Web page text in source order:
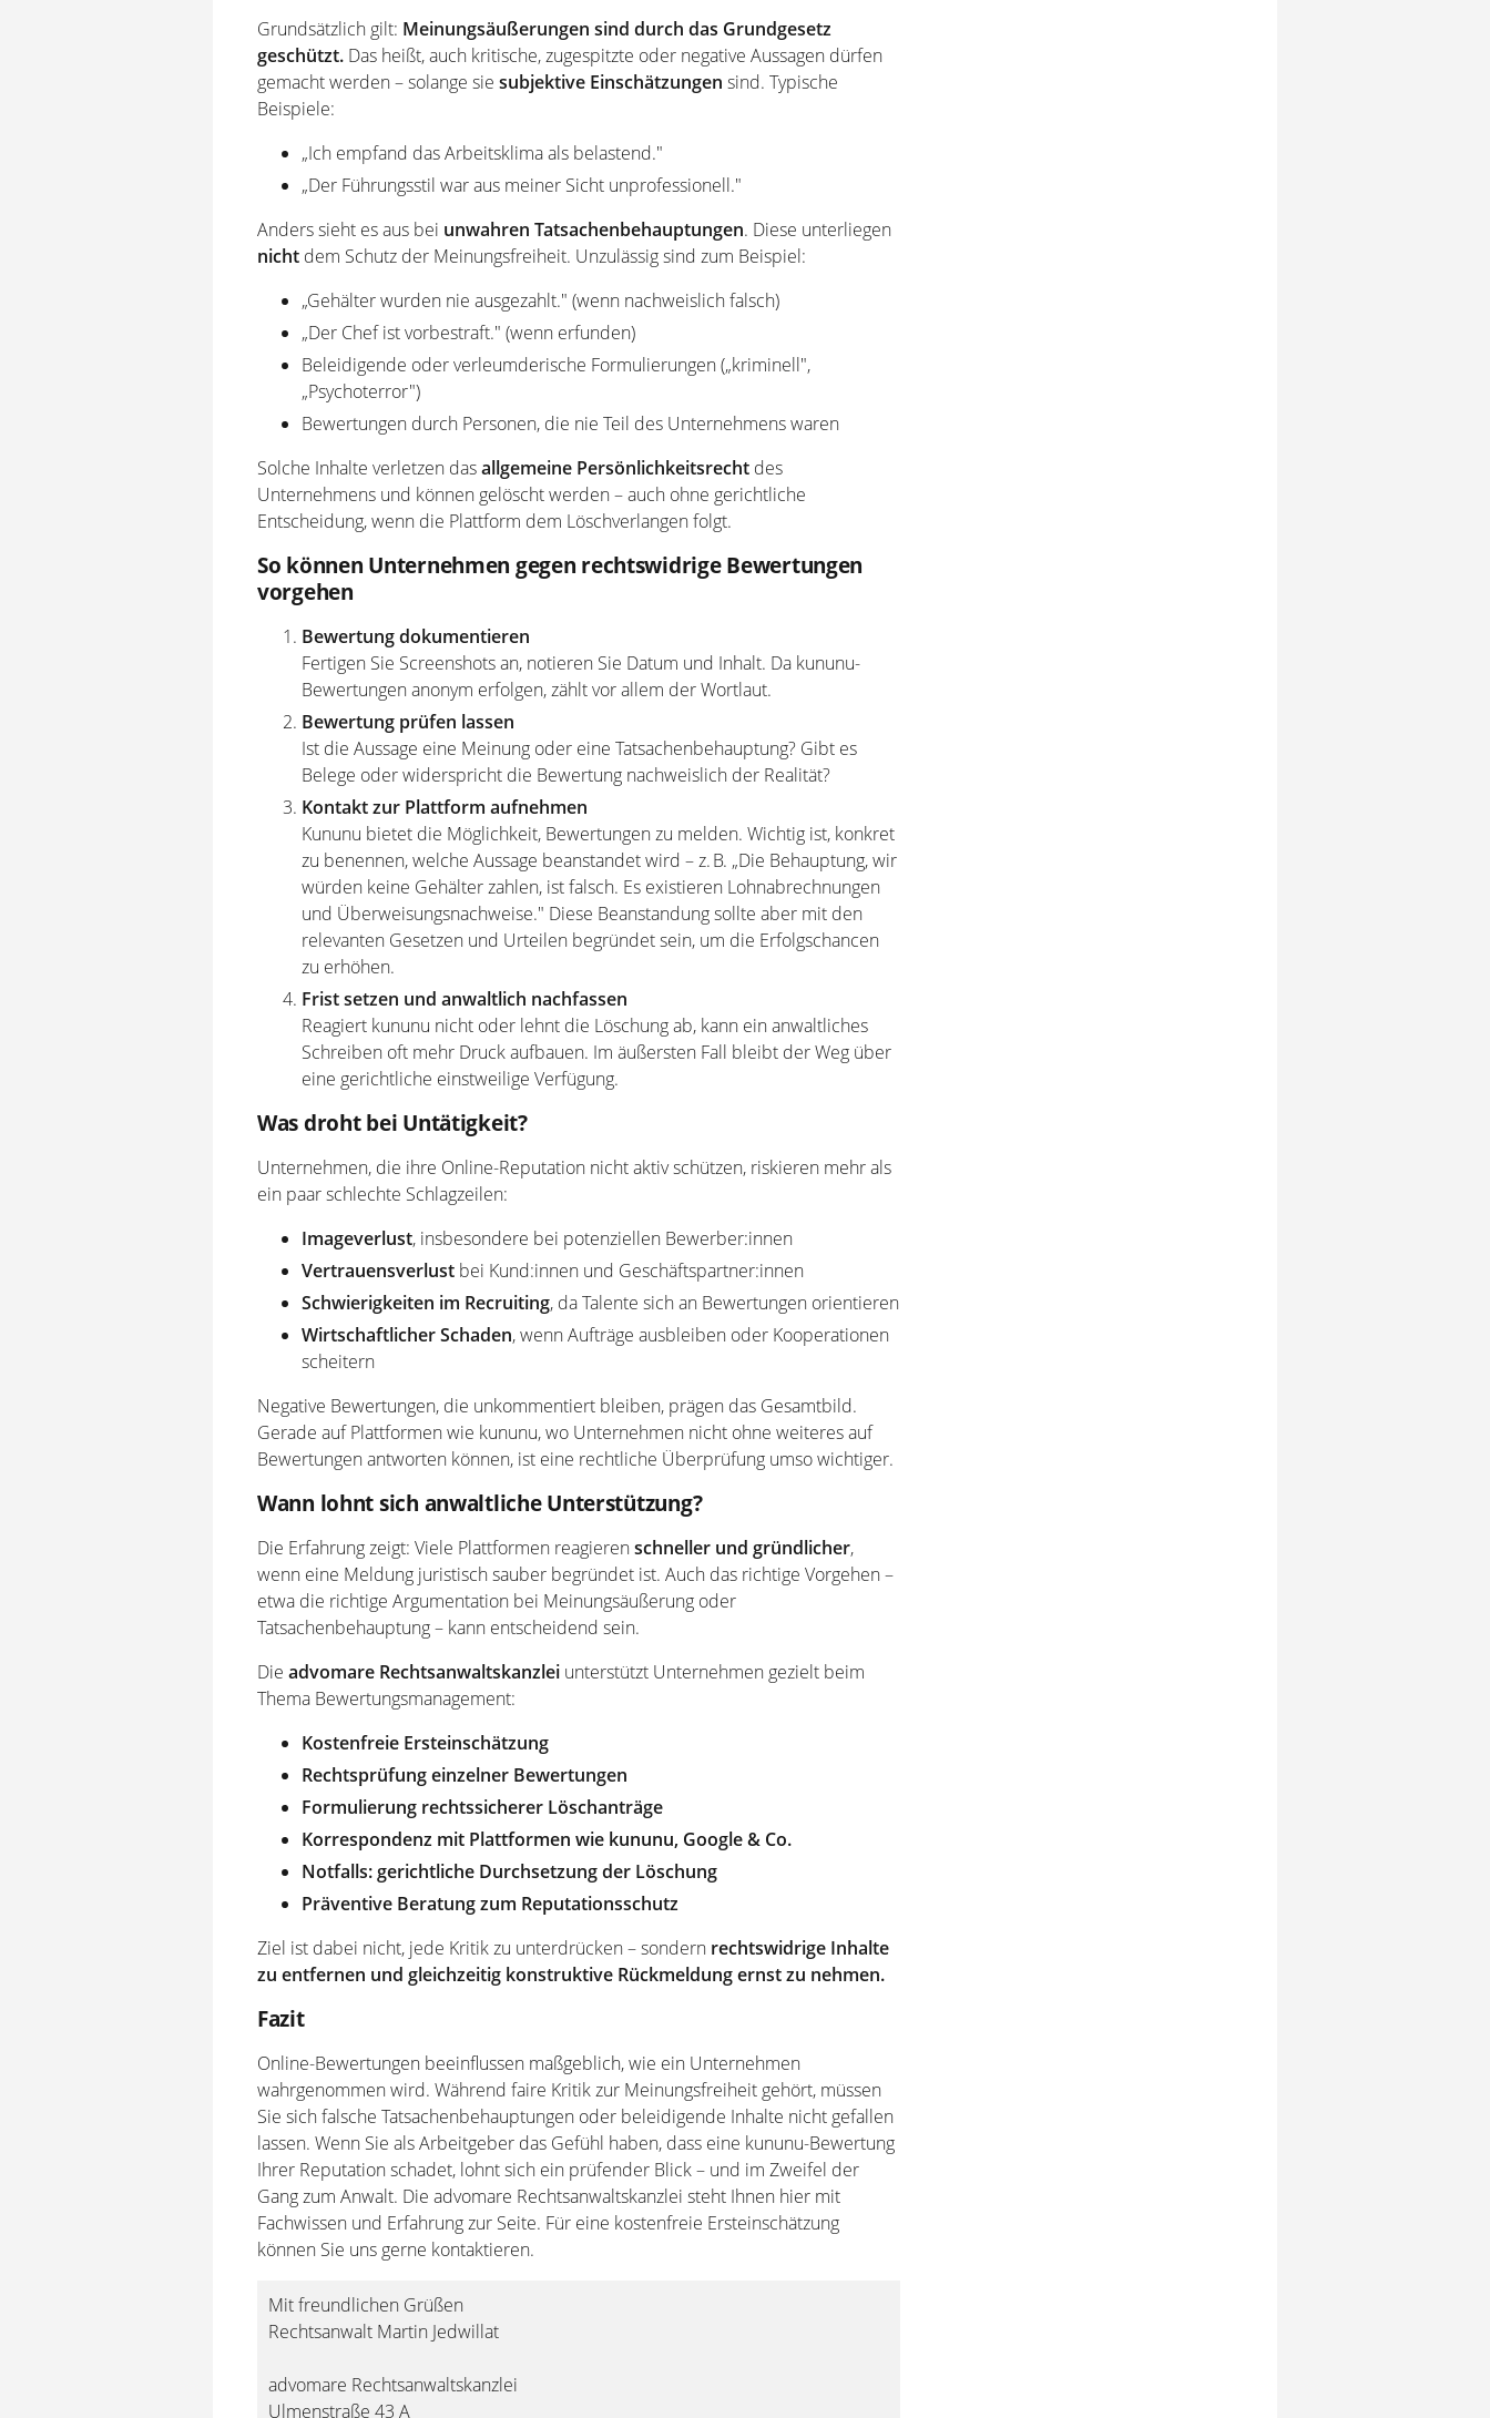
Grundsätzlich gilt: Meinungsäußerungen sind durch das Grundgesetz
geschützt. Das heißt, auch kritische, zugespitzte oder negative Aussagen dürfen
gemacht werden – solange sie subjektive Einschätzungen sind. Typische
Beispiele:
„Ich empfand das Arbeitsklima als belastend."
„Der Führungsstil war aus meiner Sicht unprofessionell."
Anders sieht es aus bei unwahren Tatsachenbehauptungen. Diese unterliegen
nicht dem Schutz der Meinungsfreiheit. Unzulässig sind zum Beispiel:
„Gehälter wurden nie ausgezahlt." (wenn nachweislich falsch)
„Der Chef ist vorbestraft." (wenn erfunden)
Beleidigende oder verleumderische Formulierungen („kriminell",
„Psychoterror")
Bewertungen durch Personen, die nie Teil des Unternehmens waren
Solche Inhalte verletzen dasallgemeine Persönlichkeitsrecht des
Unternehmens und können gelöscht werden – auch ohne gerichtliche
Entscheidung, wenn die Plattform dem Löschverlangen folgt.
So können Unternehmen gegen rechtswidrige Bewertungen
vorgehen
Bewertung dokumentieren
Fertigen Sie Screenshots an, notieren Sie Datum und Inhalt. Da kununu-
Bewertungen anonym erfolgen, zählt vor allem der Wortlaut.
Bewertung prüfen lassen
Ist die Aussage eine Meinung oder eine Tatsachenbehauptung? Gibt es
Belege oder widerspricht die Bewertung nachweislich der Realität?
Kontakt zur Plattform aufnehmen
Kununu bietet die Möglichkeit, Bewertungen zu melden. Wichtig ist, konkret
zu benennen, welche Aussage beanstandet wird – z. B. „Die Behauptung, wir
würden keine Gehälter zahlen, ist falsch. Es existieren Lohnabrechnungen
und Überweisungsnachweise." Diese Beanstandung sollte aber mit den
relevanten Gesetzen und Urteilen begründet sein, um die Erfolgschancen
zu erhöhen.
Frist setzen und anwaltlich nachfassen
Reagiert kununu nicht oder lehnt die Löschung ab, kann ein anwaltliches
Schreiben oft mehr Druck aufbauen. Im äußersten Fall bleibt der Weg über
eine gerichtliche einstweilige Verfügung.
Was droht bei Untätigkeit?
Unternehmen, die ihre Online-Reputation nicht aktiv schützen, riskieren mehr als
ein paar schlechte Schlagzeilen:
Imageverlust, insbesondere bei potenziellen Bewerber:innen
Vertrauensverlust bei Kund:innen und Geschäftspartner:innen
Schwierigkeiten im Recruiting, da Talente sich an Bewertungen orientieren
Wirtschaftlicher Schaden, wenn Aufträge ausbleiben oder Kooperationen
scheitern
Negative Bewertungen, die unkommentiert bleiben, prägen das Gesamtbild.
Gerade auf Plattformen wie kununu, wo Unternehmen nicht ohne weiteres auf
Bewertungen antworten können, ist eine rechtliche Überprüfung umso wichtiger.
Wann lohnt sich anwaltliche Unterstützung?
Die Erfahrung zeigt: Viele Plattformen reagierenschneller und gründlicher,
wenn eine Meldung juristisch sauber begründet ist. Auch das richtige Vorgehen –
etwa die richtige Argumentation bei Meinungsäußerung oder
Tatsachenbehauptung – kann entscheidend sein.
Die advomare Rechtsanwaltskanzlei unterstützt Unternehmen gezielt beim
Thema Bewertungsmanagement:
Kostenfreie Ersteinschätzung
Rechtsprüfung einzelner Bewertungen
Formulierung rechtssicherer Löschanträge
Korrespondenz mit Plattformen wie kununu, Google & Co.
Notfalls: gerichtliche Durchsetzung der Löschung
Präventive Beratung zum Reputationsschutz
Ziel ist dabei nicht, jede Kritik zu unterdrücken – sondern rechtswidrige Inhalte
zu entfernen und gleichzeitig konstruktive Rückmeldung ernst zu nehmen.
Fazit
Online-Bewertungen beeinflussen maßgeblich, wie ein Unternehmen
wahrgenommen wird. Während faire Kritik zur Meinungsfreiheit gehört, müssen
Sie sich falsche Tatsachenbehauptungen oder beleidigende Inhalte nicht gefallen
lassen. Wenn Sie als Arbeitgeber das Gefühl haben, dass eine kununu-Bewertung
Ihrer Reputation schadet, lohnt sich ein prüfender Blick – und im Zweifel der
Gang zum Anwalt. Die advomare Rechtsanwaltskanzlei steht Ihnen hier mit
Fachwissen und Erfahrung zur Seite. Für eine kostenfreie Ersteinschätzung
können Sie uns gerne kontaktieren.
Mit freundlichen Grüßen
Rechtsanwalt Martin Jedwillat
advomare Rechtsanwaltskanzlei
Ulmenstraße 43 A